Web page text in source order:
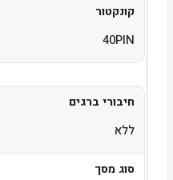
קונקטור
40PIN
חיבורי ברגים
ללא
סוג מסך